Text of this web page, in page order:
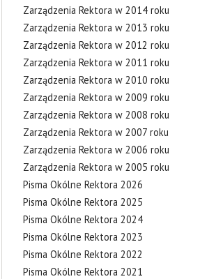
Zarządzenia Rektora w 2014 roku
Zarządzenia Rektora w 2013 roku
Zarządzenia Rektora w 2012 roku
Zarządzenia Rektora w 2011 roku
Zarządzenia Rektora w 2010 roku
Zarządzenia Rektora w 2009 roku
Zarządzenia Rektora w 2008 roku
Zarządzenia Rektora w 2007 roku
Zarządzenia Rektora w 2006 roku
Zarządzenia Rektora w 2005 roku
Pisma Okólne Rektora 2026
Pisma Okólne Rektora 2025
Pisma Okólne Rektora 2024
Pisma Okólne Rektora 2023
Pisma Okólne Rektora 2022
Pisma Okólne Rektora 2021